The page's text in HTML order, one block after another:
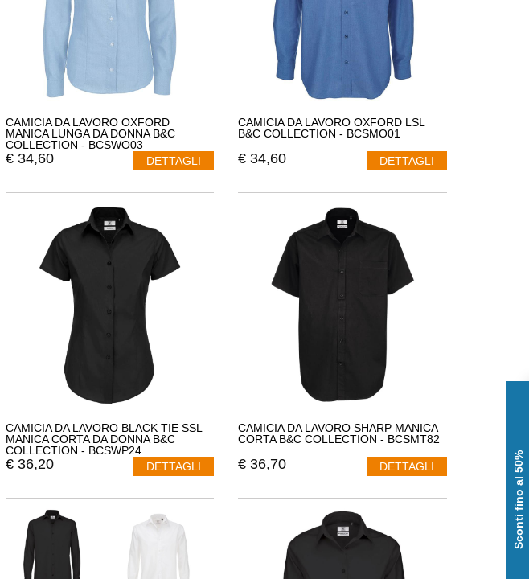
CAMICIA DA LAVORO OXFORD
MANICA LUNGA DA DONNA B&C
COLLECTION - BCSWO03
€ 34,60 DETTAGLI
CAMICIA DA LAVORO OXFORD LSL
B&C COLLECTION - BCSMO01
€ 34,60 DETTAGLI
CAMICIA DA LAVORO BLACK TIE SSL
MANICA CORTA DA DONNA B&C
COLLECTION - BCSWP24
€ 36,20 DETTAGLI
CAMICIA DA LAVORO SHARP MANICA
CORTA B&C COLLECTION - BCSMT82
€ 36,70 DETTAGLI Sconti fino al 50%